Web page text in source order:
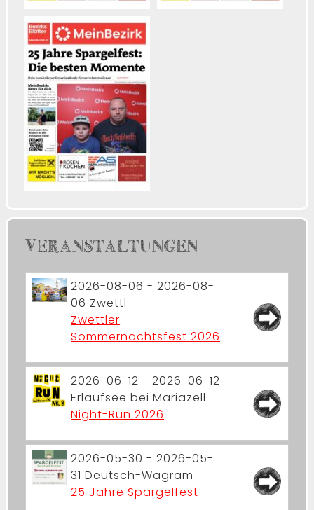
VERANSTALTUNGEN
2026-08-06 - 2026-08-
06 Zwettl
Zwettler
Sommernachtsfest 2026
2026-06-12 - 2026-06-12
Erlaufsee bei Mariazell
Night-Run 2026
2026-05-30 - 2026-05-
31 Deutsch-Wagram
25 Jahre Spargelfest